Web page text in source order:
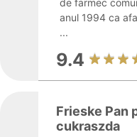
de farmec
anul 1994 ca
...
9.4
Frieske Pan
cukraszda